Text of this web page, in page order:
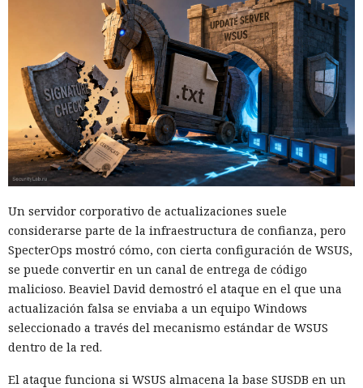
Un servidor corporativo de actualizaciones suele
considerarse parte de la infraestructura de confianza, pero
SpecterOps mostró cómo, con cierta configuración de WSUS,
se puede convertir en un canal de entrega de código
malicioso. Beaviel David demostró el ataque en el que una
actualización falsa se enviaba a un equipo Windows
seleccionado a través del mecanismo estándar de WSUS
dentro de la red.
El ataque funciona si WSUS almacena la base SUSDB en un